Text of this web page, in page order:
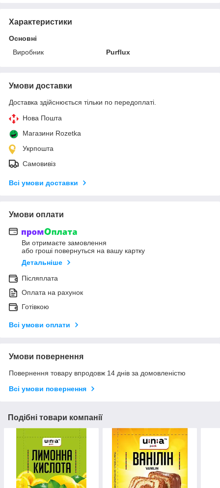
Характеристики
Основні
Виробник
Purflux
Умови доставки
Доставка здійснюється тільки по передоплаті.
Нова Пошта
Магазини Rozetka
Укрпошта
Самовивіз
Всі умови доставки
Умови оплати
Ви отримаєте замовлення
або гроші повернуться на вашу картку
Детальніше
Післяплата
Оплата на рахунок
Готівкою
Всі умови оплати
Умови повернення
Повернення товару впродовж 14 днів за домовленістю
Всі умови повернення
Подібні товари компанії